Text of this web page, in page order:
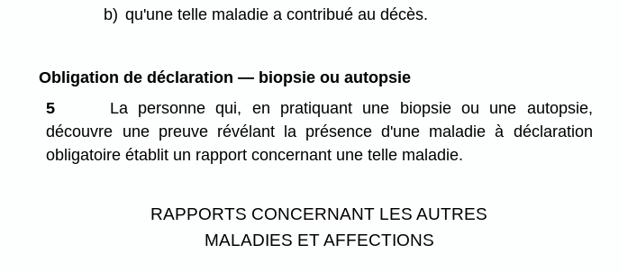
b) qu'une telle maladie a contribué au décès.
Obligation de déclaration — biopsie ou autopsie
5
La personne qui, en pratiquant une biopsie ou une autopsie,
découvre une preuve révélant la présence d'une maladie à déclaration
obligatoire établit un rapport concernant une telle maladie.
RAPPORTS CONCERNANT LES AUTRES
MALADIES ET AFFECTIONS